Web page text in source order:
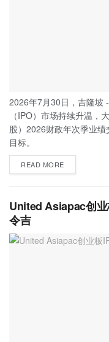
2026年7月30日，吉隆坡
（IPO）市场持续升温，
股）2026财政年次季业
目标。
READ MORE
United Asiapac创
令吉